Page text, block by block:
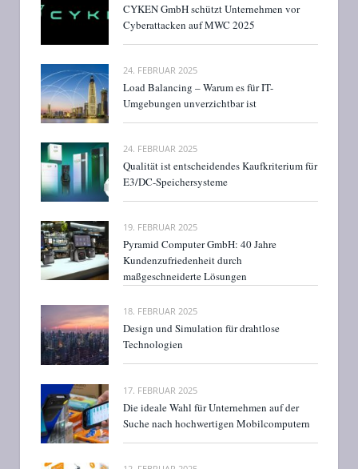
CYKEN GmbH schützt Unternehmen vor
Cyberattacken auf MWC 2025
24. FEBRUAR 2025
Load Balancing – Warum es für IT-
Umgebungen unverzichtbar ist
24. FEBRUAR 2025
Qualität ist entscheidendes Kaufkriterium für
E3/DC-Speichersysteme
19. FEBRUAR 2025
Pyramid Computer GmbH: 40 Jahre
Kundenzufriedenheit durch
maßgeschneiderte Lösungen
18. FEBRUAR 2025
Design und Simulation für drahtlose
Technologien
17. FEBRUAR 2025
Die ideale Wahl für Unternehmen auf der
Suche nach hochwertigen Mobilcomputern